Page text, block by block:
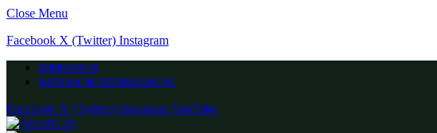
Close Menu
Facebook X (Twitter) Instagram
IMPRESSUM
DATENSCHUTZERKLÄRUNG
Facebook X (Twitter) InstagramYouTube